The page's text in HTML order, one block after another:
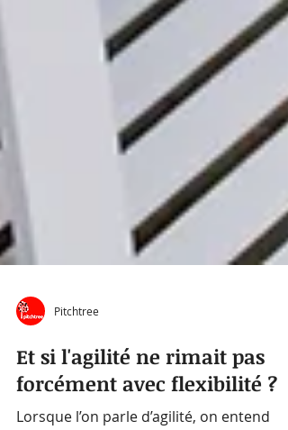
Et si l'agilité ne rimait pas
forcément avec flexibilité ?